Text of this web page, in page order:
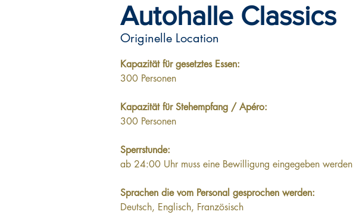
Autohalle Classics
Originelle Location
Kapazität für gesetztes Essen:
300 Personen
Kapazität für Stehempfang / Apéro:
300 Personen
Sperrstunde:
ab 24:00 Uhr muss eine Bewilligung eingegeben werden
Sprachen die vom Personal gesprochen werden:
Deutsch, Englisch, Französisch